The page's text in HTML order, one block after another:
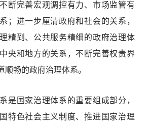
断完善宏观调控有力、市场监管有
；进一步厘清政府和社会的关系，
精到、公共服务精细的政府治理体
央和地方的关系，不断完善权责界
顺畅的政府治理体系。
国家治理体系的重要组成部分，
特色社会主义制度、推进国家治理